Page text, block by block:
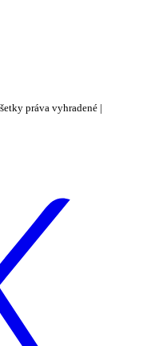
práva vyhradené |